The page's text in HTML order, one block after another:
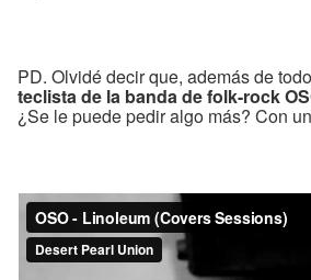
PD. Olvidé decir que, además de
teclista de la banda de folk-rock
¿Se le puede pedir algo más? Con